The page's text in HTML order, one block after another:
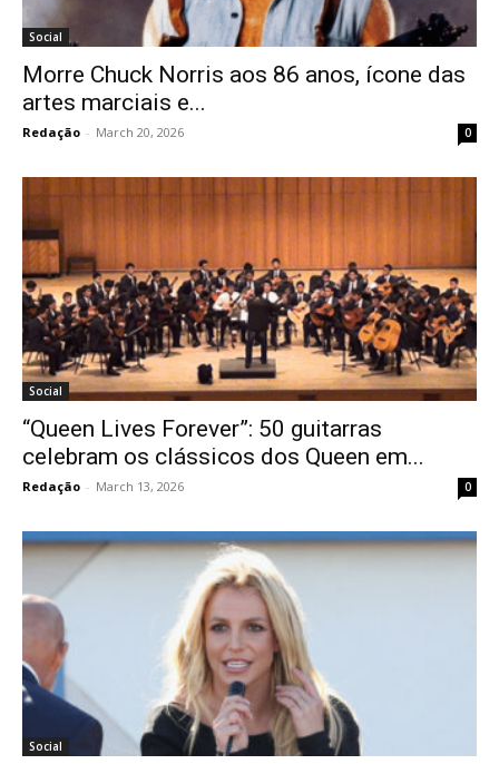
Social
Morre Chuck Norris aos 86 anos, ícone das
artes marciais e...
Redação - March 20, 2026 0
Social
“Queen Lives Forever”: 50 guitarras
celebram os clássicos dos Queen em...
Redação - March 13, 2026 0
Social